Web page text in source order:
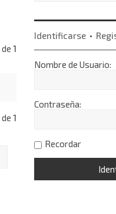
de1
de1
Identificarse •
Nombre de Usuario:
Contraseña:
Recordar